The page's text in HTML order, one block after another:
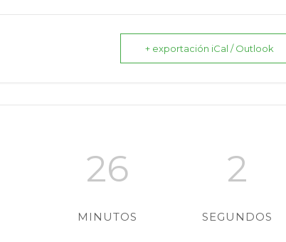
+ exportación iCal / Outlook
26
MINUTOS
1
SEGUNDO